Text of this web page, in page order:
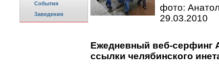
События
Заведения
фото:
29.03.2010
Ежедневный веб-серфинг
ссылки челябинского